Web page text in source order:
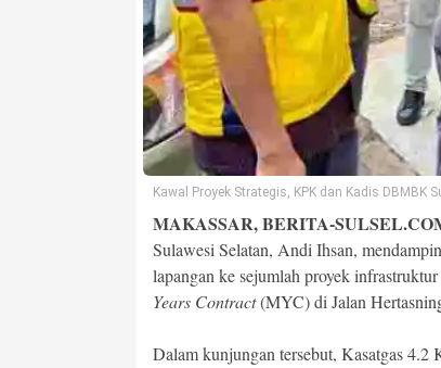
Kawal Proyek Strategis, KPK dan Kadis DBMBK
MAKASSAR, BERITA-
Sulawesi Selatan, Andi Ihsan,
lapangan ke sejumlah proyek
Years Contract(MYC) di Jalan
Dalam kunjungan tersebut, Kasatgas